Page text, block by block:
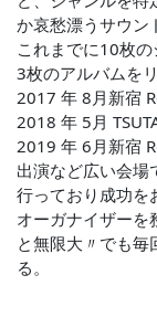
か哀愁漂うサウン
これまでに10枚
3枚のアルバムを
2017 年 8月新宿
2018 年 5月
2019 年 6月新宿
出演など広い会場
行っており成功を
オーガナイザーを
と無限大〃でも毎
る。